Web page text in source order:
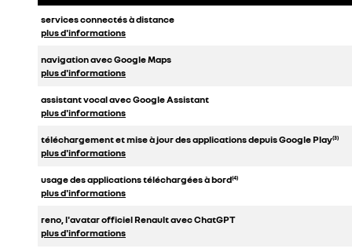
services connectés à distance
plus d'informations
navigation avec Google Maps
plus d'informations
assistant vocal avec Google Assistant
plus d'informations
téléchargement et mise à jour des applications depuis Google Play(3)
plus d'informations
usage des applications téléchargées à bord(4)
plus d'informations
reno, l'avatar officiel Renault avec ChatGPT
plus d'informations